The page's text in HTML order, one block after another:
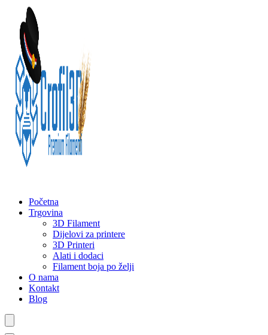
Početna
Trgovina
3D Filament
Dijelovi za printere
3D Printeri
Alati i dodaci
Filament boja po želji
O nama
Kontakt
Blog